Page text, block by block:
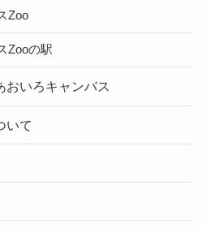
Zoo
Zooの駅
おいろキャンバス
いて